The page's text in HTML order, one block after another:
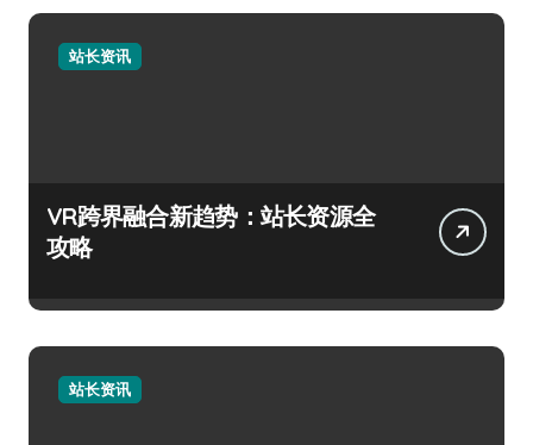
站长资讯
VR跨界融合新趋势：站长资源全
攻略
站长资讯